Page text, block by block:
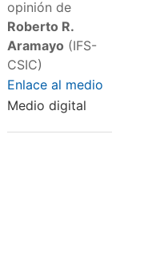
opinión de
Roberto R.
Aramayo (IFS-
CSIC)
Enlace al medio
Medio digital